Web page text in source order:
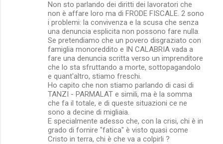
Non sto parlando dei diritti dei lavoratori che
non è affare loro ma di FRODE FISCALE. 2 sono
i problemi: la convivenza e la scusa che senza
una denuncia esplicita non possono fare nulla.
Se pretendiamo che un povero disgraziato con
famiglia monoreddito e IN CALABRIA vada a
fare una denuncia scritta verso un imprenditore
che lo sta sfruttando a morte, sottopagandolo
e quant'altro, stiamo freschi.
Ho capito che non stiamo parlando di casi di
TANZI - PARMALAT e simili, ma è la somma
che fa il totale, e di queste situazioni ce ne
sono a decine di migliaia.
E specialmente adesso che, con la crisi, chi è in
grado di fornire "fatica" è visto quasi come
Cristo in terra, chi è che va a colpirli ?